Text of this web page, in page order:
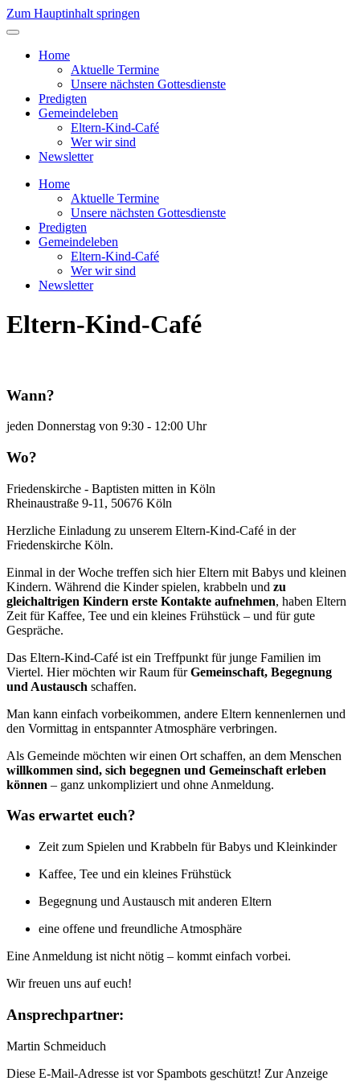
Zum Hauptinhalt springen
Home
Aktuelle Termine
Unsere nächsten Gottesdienste
Predigten
Gemeindeleben
Eltern-Kind-Café
Wer wir sind
Newsletter
Home
Aktuelle Termine
Unsere nächsten Gottesdienste
Predigten
Gemeindeleben
Eltern-Kind-Café
Wer wir sind
Newsletter
Eltern-Kind-Café
Wann?
jeden Donnerstag von 9:30 - 12:00 Uhr
Wo?
Friedenskirche - Baptisten mitten in Köln
Rheinaustraße 9-11, 50676 Köln
Herzliche Einladung zu unserem Eltern-Kind-Café in der
Friedenskirche Köln.
Einmal in der Woche treffen sich hier Eltern mit Babys und kleinen
Kindern. Während die Kinder spielen, krabbeln und zu
gleichaltrigen Kindern erste Kontakte aufnehmen, haben Eltern
Zeit für Kaffee, Tee und ein kleines Frühstück – und für gute
Gespräche.
Das Eltern-Kind-Café ist ein Treffpunkt für junge Familien im
Viertel. Hier möchten wir Raum fürGemeinschaft, Begegnung
und Austausch schaffen.
Man kann einfach vorbeikommen, andere Eltern kennenlernen und
den Vormittag in entspannter Atmosphäre verbringen.
Als Gemeinde möchten wir einen Ort schaffen, an dem Menschen
willkommen sind, sich begegnen und Gemeinschaft erleben
können – ganz unkompliziert und ohne Anmeldung.
Was erwartet euch?
Zeit zum Spielen und Krabbeln für Babys und Kleinkinder
Kaffee, Tee und ein kleines Frühstück
Begegnung und Austausch mit anderen Eltern
eine offene und freundliche Atmosphäre
Eine Anmeldung ist nicht nötig – kommt einfach vorbei.
Wir freuen uns auf euch!
Ansprechpartner:
Martin Schmeiduch
Diese E-Mail-Adresse ist vor Spambots geschützt! Zur Anzeige